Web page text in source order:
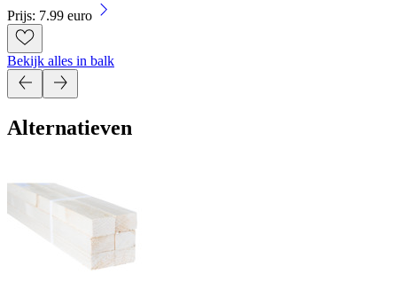
Prijs: 7.99 euro
Bekijk alles in balk
Alternatieven